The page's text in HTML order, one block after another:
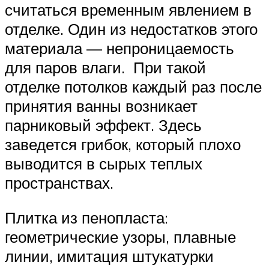
считаться временным явлением в
отделке. Один из недостатков этого
материала — непроницаемость
для паров влаги. При такой
отделке потолков каждый раз после
принятия ванны возникает
парниковый эффект. Здесь
заведется грибок, который плохо
выводится в сырых теплых
пространствах.
Плитка из пенопласта:
геометрические узоры, плавные
линии, имитация штукатурки